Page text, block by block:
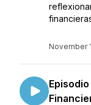
November